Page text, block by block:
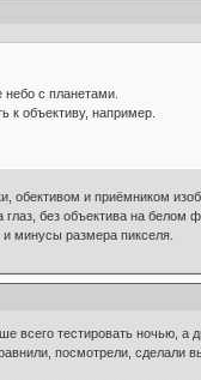
небо с планетами.
к объективу, например.
и приёмником
без объектива на
минусы размера пикселя.
тестировать ночью, а
посмотрели, сделали